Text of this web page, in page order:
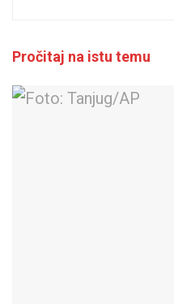
Pročitaj na istu temu